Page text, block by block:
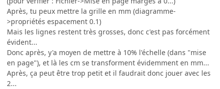
Après, tu peux mettre la grille en mm (diagramme-
>propriétés espacement 0.1)
Mais les lignes restent très grosses, donc c'est pas forcément
évident...
Donc après, y'a moyen de mettre à 10% l'échelle (dans "mise
en page"), et là les cm se transforment évidemment en mm...
Après, ça peut être trop petit et il faudrait donc jouer avec les
2...